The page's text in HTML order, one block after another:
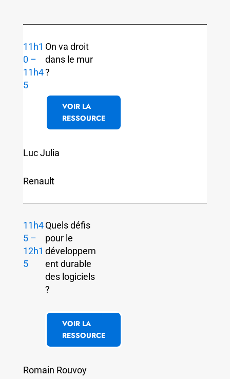
11h1
0 –
11h4
5
On va droit
dans le mur
?
VOIR LA
RESSOURCE
Luc Julia
Renault
11h4
5 –
12h1
5
Quels défis
pour le
développem
ent durable
des logiciels
?
VOIR LA
RESSOURCE
Romain Rouvoy